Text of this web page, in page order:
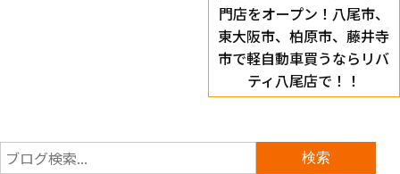
門店をオープン！八尾市、
東大阪市、柏原市、藤井寺
市で軽自動車買うならリバ
ティ八尾店で！！